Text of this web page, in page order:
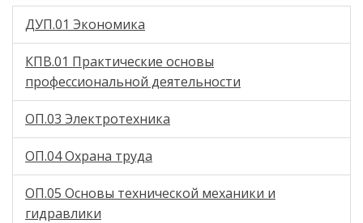
ДУП.01 Экономика
КПВ.01 Практические основы
профессиональной деятельности
ОП.03 Электротехника
ОП.04 Охрана труда
ОП.05 Основы технической механики и
гидравлики